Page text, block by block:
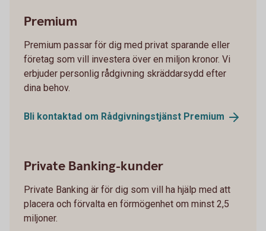
Premium
Premium passar för dig med privat sparande eller
företag som vill investera över en miljon kronor. Vi
erbjuder personlig rådgivning skräddarsydd efter
dina behov.
Bli kontaktad om Rådgivningstjänst Premium
Private Banking-kunder
Private Banking är för dig som vill ha hjälp med att
placera och förvalta en förmögenhet om minst 2,5
miljoner.